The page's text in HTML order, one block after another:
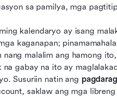
sa pamilya, mga
kalendaryo ay isang
kaganapan;
malalim ang hamong
gabay na ito ay
Susuriin natin ang
saklaw ang mga